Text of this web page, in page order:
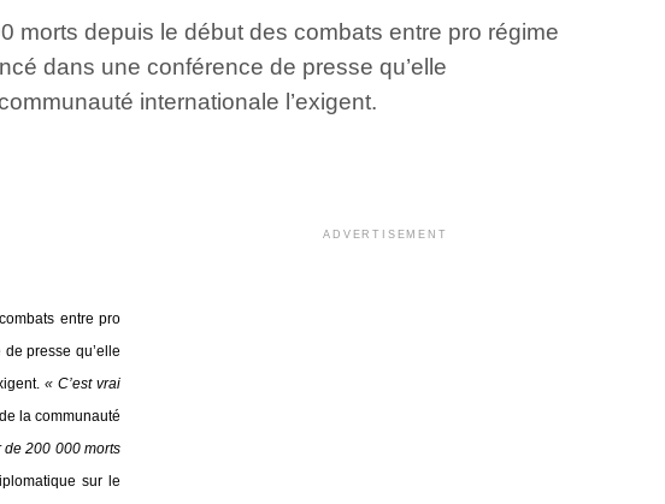
morts depuis le début des combats entre pro régime
dans une conférence de presse qu’elle
internationale l’exigent.
entre pro
presse qu’elle
« C’est vrai
la communauté
de 200 000 morts
sur le
ADVERTISEMENT